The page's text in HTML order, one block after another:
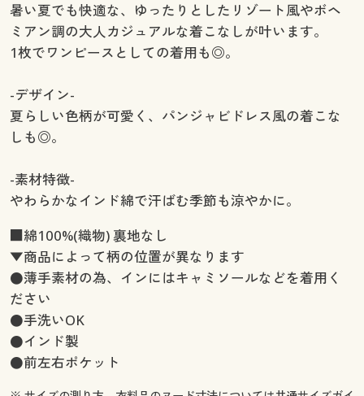
暑い夏でも快適な、ゆったりとしたリゾート風やボヘ
ミアン調の大人カジュアルな着こなしが叶います。
1枚でワンピースとしての着用も◎。
-デザイン-
夏らしい色柄が可愛く、パンジャビドレス風の着こな
しも◎。
-素材特徴-
やわらかなインド綿で汗ばむ季節も涼やかに。
■綿100%(織物) 裏地なし
▼商品によって柄の位置が異なります
●薄手素材の為、インにはキャミソールなどを着用く
ださい
●手洗いOK
●インド製
●前左右ポケット